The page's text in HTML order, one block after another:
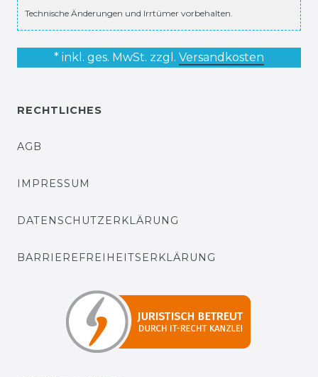
Technische Änderungen und Irrtümer vorbehalten.
* inkl. ges. MwSt. zzgl. Versandkosten
RECHTLICHES
AGB
IMPRESSUM
DATENSCHUTZERKLÄRUNG
BARRIEREFREIHEITSERKLÄRUNG